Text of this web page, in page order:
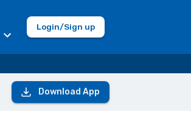
Login/Sign up
Download App